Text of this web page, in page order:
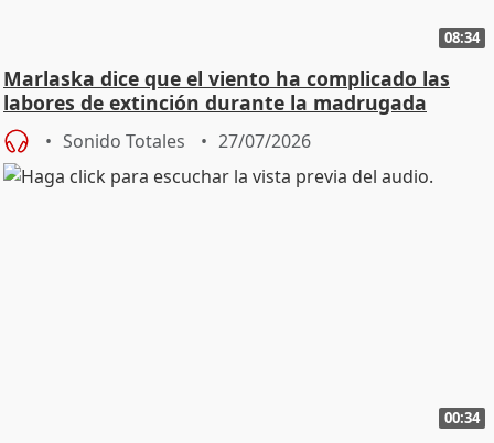
08:34
Marlaska dice que el viento ha complicado las
labores de extinción durante la madrugada
Sonido Totales 27/07/2026
00:34